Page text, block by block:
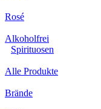
Rosé
Alkoholfrei
Spirituosen
Alle Produkte
Brände